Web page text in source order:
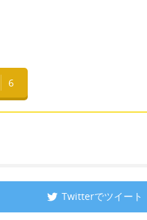
6
Twitterでツイート